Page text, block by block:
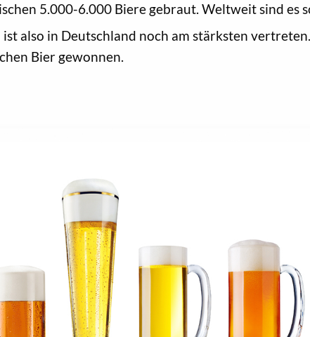
5.000-6.000 Biere gebraut. Weltweit sind es
also in Deutschland noch am stärksten
Bier gewonnen.